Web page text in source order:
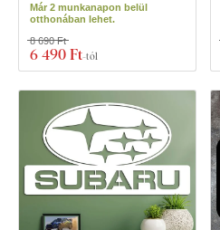
Már 2 munkanapon belül
otthonában lehet.
6 490 Ft-tól
8 690 Ft